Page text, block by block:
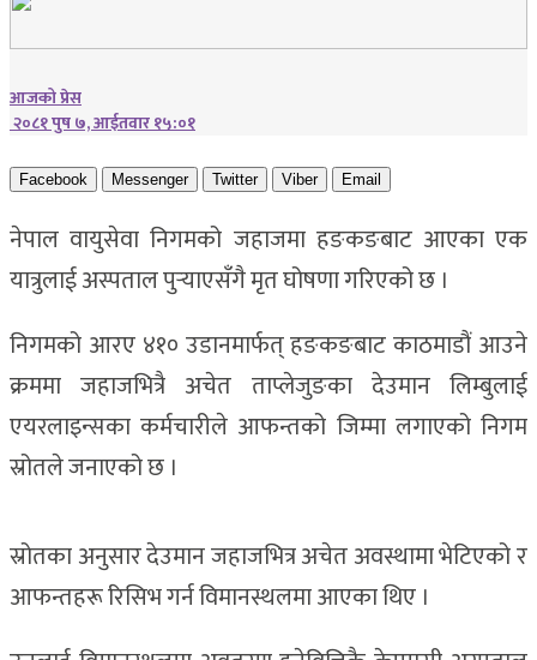
आजको प्रेस
२०८१ पुष ७, आईतवार १५:०१
Facebook Messenger Twitter Viber Email
नेपाल वायुसेवा निगमको जहाजमा हङकङबाट आएका एक
यात्रुलाई अस्पताल पुर्‍याएसँगै मृत घोषणा गरिएको छ ।
निगमको आरए ४१० उडानमार्फत् हङकङबाट काठमाडौं आउने
क्रममा जहाजभित्रै अचेत ताप्लेजुङका देउमान लिम्बुलाई
एयरलाइन्सका कर्मचारीले आफन्तको जिम्मा लगाएको निगम
स्रोतले जनाएको छ ।
स्रोतका अनुसार देउमान जहाजभित्र अचेत अवस्थामा भेटिएको र
आफन्तहरू रिसिभ गर्न विमानस्थलमा आएका थिए ।